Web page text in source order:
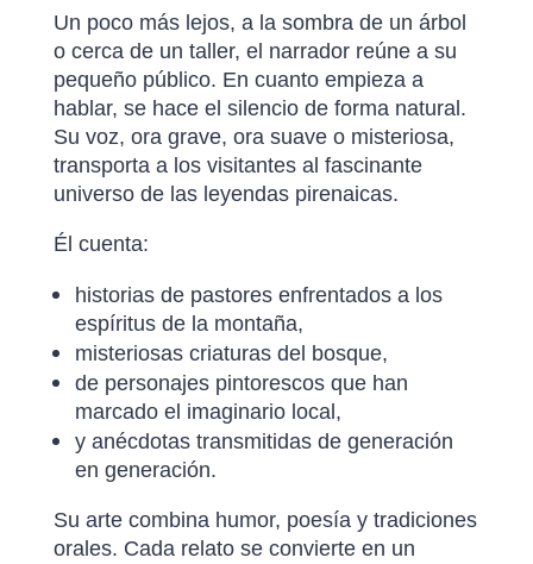
Un poco más lejos, a la sombra de un árbol
o cerca de un taller, el narrador reúne a su
pequeño público. En cuanto empieza a
hablar, se hace el silencio de forma natural.
Su voz, ora grave, ora suave o misteriosa,
transporta a los visitantes al fascinante
universo de las leyendas pirenaicas.
Él cuenta:
historias de pastores enfrentados a los
espíritus de la montaña,
misteriosas criaturas del bosque,
de personajes pintorescos que han
marcado el imaginario local,
y anécdotas transmitidas de generación
en generación.
Su arte combina humor, poesía y tradiciones
orales. Cada relato se convierte en un